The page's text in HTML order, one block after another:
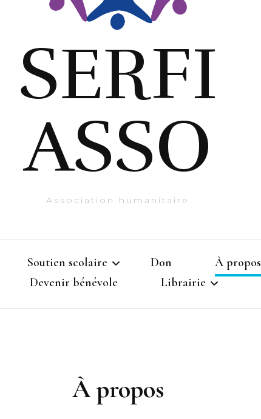
SERFI
ASSO
Association humanitaire
Soutien scolaire Don À propos
Devenir bénévole
Librairie
À propos